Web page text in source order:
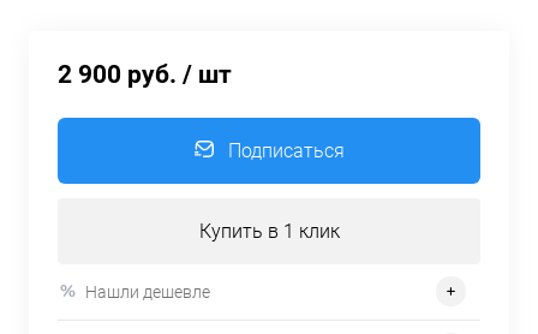
2 900 руб. / шт
Подписаться
Купить в 1 клик
Нашли дешевле